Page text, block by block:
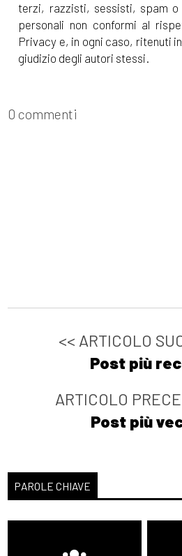
terzi, razzisti, sessisti, spam o
personali non conformi al
Privacy e, in ogni caso, ritenuti
giudizio degli autori stessi.
0 commenti
<< ARTICOLO
Post più
ARTICOLO
Post più
PAROLE CHIAVE